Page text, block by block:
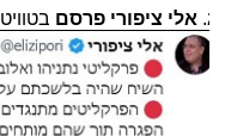
אלי ציפורי פרסםבטוויטר: